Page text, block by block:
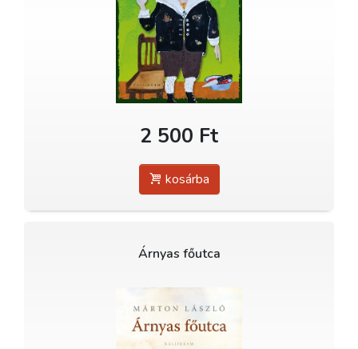
2 500 Ft
kosárba
Árnyas főutca